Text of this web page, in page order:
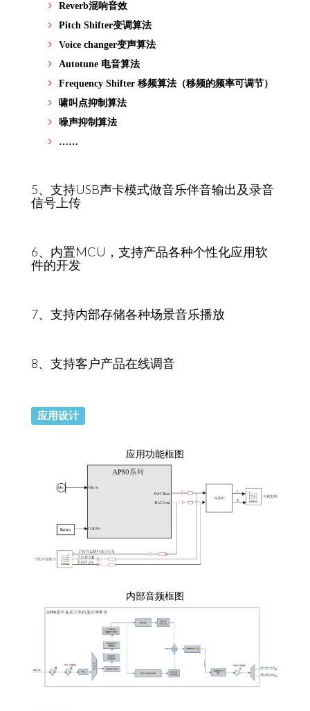
Reverb混响音效
Pitch Shifter变调算法
Voice changer变声算法
Autotune 电音算法
Frequency Shifter 移频算法（移频的频率可调节）
啸叫点抑制算法
噪声抑制算法
……
5、支持USB声卡模式做音乐伴音输出及录音
信号上传
6、内置MCU，支持产品各种个性化应用软
件的开发
7、支持内部存储各种场景音乐播放
8、支持客户产品在线调音
应用设计
应用功能框图
内部音频框图